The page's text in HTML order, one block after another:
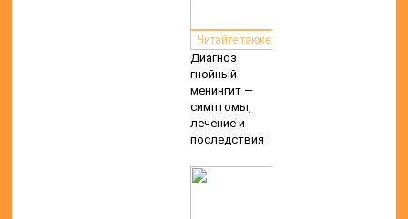
Читайте также:
Диагноз
гнойный
менингит —
симптомы,
лечение и
последствия